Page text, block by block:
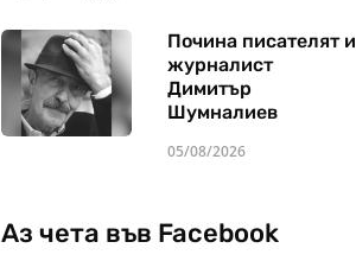
Почина писателят и
журналист
Димитър
Шумналиев
05/08/2026
Аз чета във Facebook